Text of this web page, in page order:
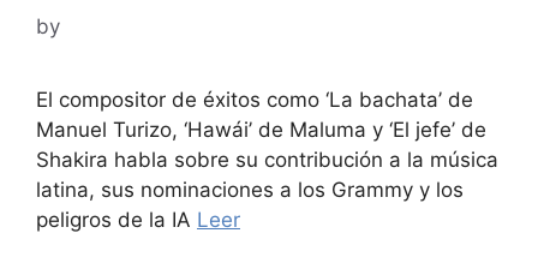
by
El compositor de éxitos como ‘La bachata’ de
Manuel Turizo, ‘Hawái’ de Maluma y ‘El jefe’ de
Shakira habla sobre su contribución a la música
latina, sus nominaciones a los Grammy y los
peligros de la IA Leer